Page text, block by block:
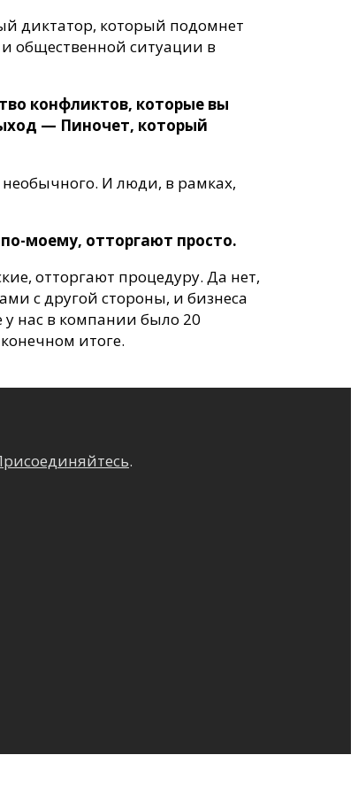
диктатор, который подомнет
общественной ситуации в
конфликтов, которые вы
— Пиночет, который
И люди, в рамках,
моему, отторгают просто.
отторгают процедуру. Да нет,
с другой стороны, и бизнеса
нас в компании было 20
итоге.
.